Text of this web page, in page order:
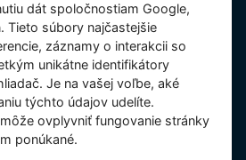
republika
Mestskom súde v Prahe, oddiel
dát spoločnostiam Google,
Tieto súbory najčastejšie
záznamy o interakcii so
unikátne identifikátory
Je na vašej voľbe, aké
týchto údajov udelíte.
ovplyvniť fungovanie stránky
ponúkané.